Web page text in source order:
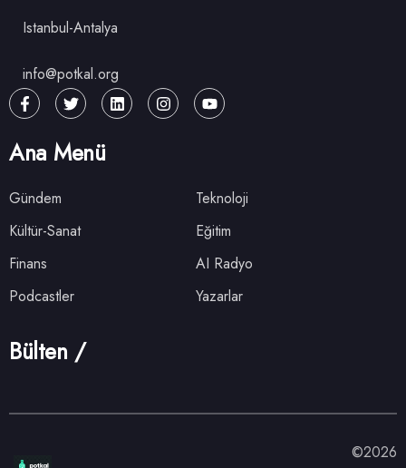
Istanbul-Antalya
info@potkal.org
Ana Menü
Gündem
Teknoloji
Kültür-Sanat
Eğitim
Finans
AI Radyo
Podcastler
Yazarlar
Bülten /
©2026